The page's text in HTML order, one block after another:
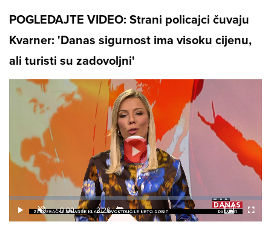
POGLEDAJTE VIDEO: Strani policajci čuvaju
Kvarner: 'Danas sigurnost ima visoku cijenu,
ali turisti su zadovoljni'
Unmute /
Loaded:
9.75%